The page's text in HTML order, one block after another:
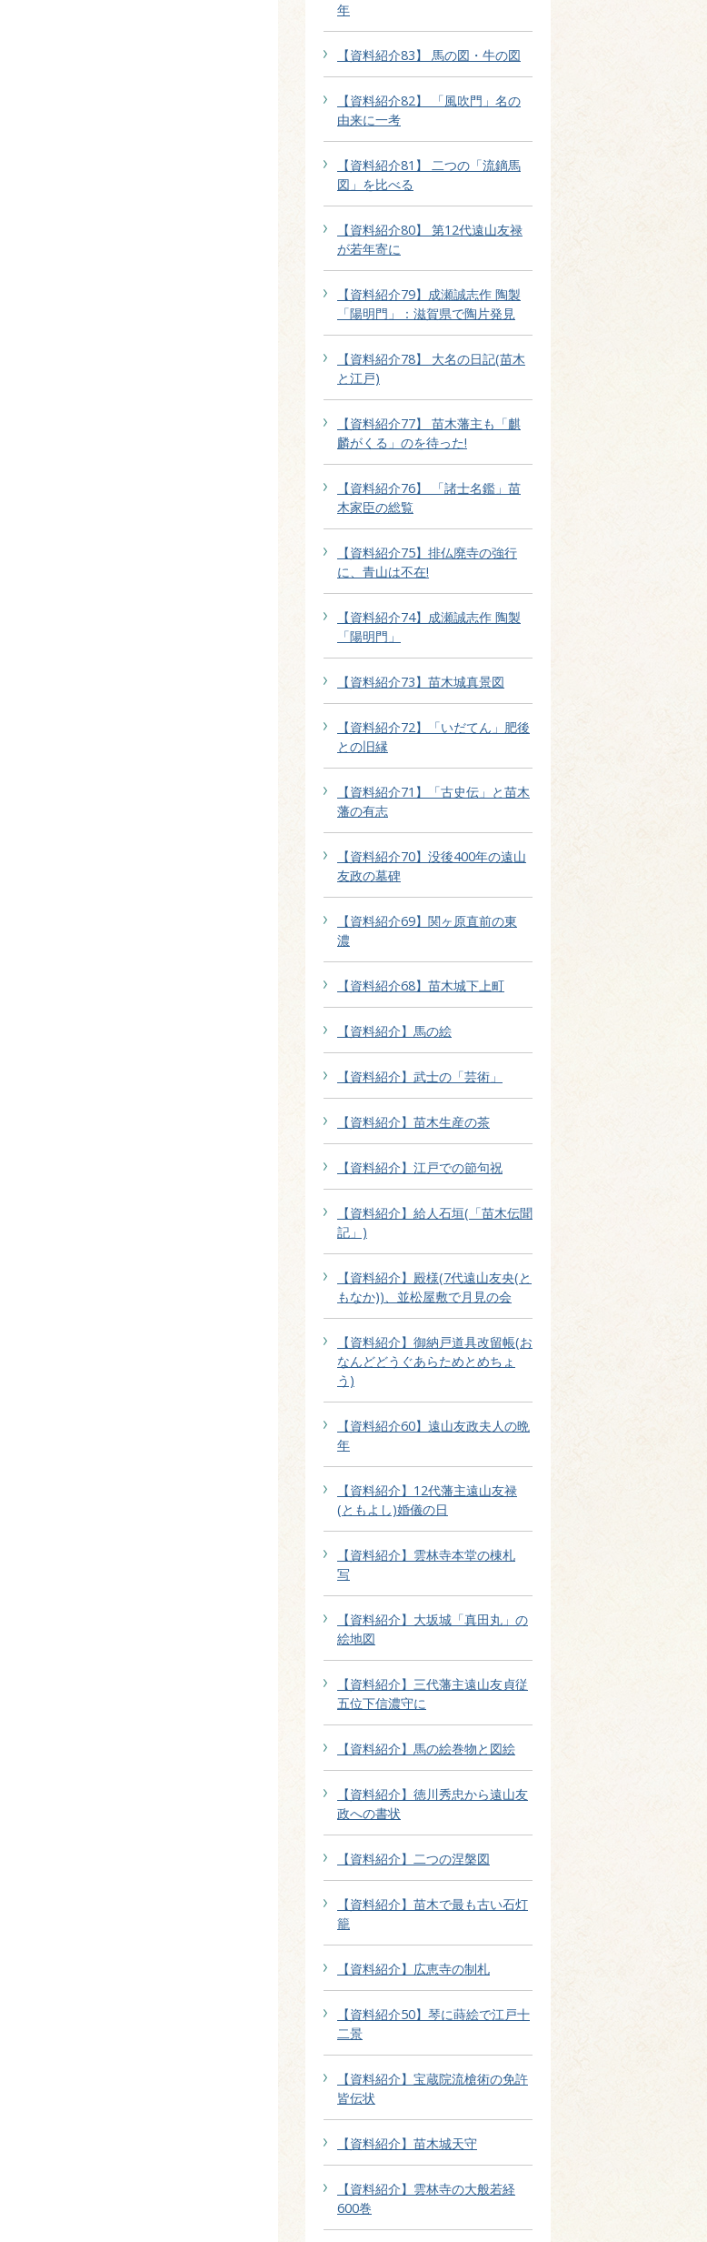
年
【資料紹介83】 馬の図・牛の図
【資料紹介82】 「風吹門」名の
由来に一考
【資料紹介81】 二つの「流鏑馬
図」を比べる
【資料紹介80】 第12代遠山友禄
が若年寄に
【資料紹介79】成瀬誠志作 陶製
「陽明門」：滋賀県で陶片発見
【資料紹介78】 大名の日記(苗木
と江戸)
【資料紹介77】 苗木藩主も「麒
麟がくる」のを待った!
【資料紹介76】 「諸士名鑑」苗
木家臣の総覧
【資料紹介75】排仏廃寺の強行
に、青山は不在!
【資料紹介74】成瀬誠志作 陶製
「陽明門」
【資料紹介73】苗木城真景図
【資料紹介72】「いだてん」肥後
との旧縁
【資料紹介71】「古史伝」と苗木
藩の有志
【資料紹介70】没後400年の遠山
友政の墓碑
【資料紹介69】関ヶ原直前の東
濃
【資料紹介68】苗木城下上町
【資料紹介】馬の絵
【資料紹介】武士の「芸術」
【資料紹介】苗木生産の茶
【資料紹介】江戸での節句祝
【資料紹介】給人石垣(「苗木伝聞
記」)
【資料紹介】殿様(7代遠山友央(と
もなか))、並松屋敷で月見の会
【資料紹介】御納戸道具改留帳(お
なんどどうぐあらためとめちょ
う)
【資料紹介60】遠山友政夫人の晩
年
【資料紹介】12代藩主遠山友禄
(ともよし)婚儀の日
【資料紹介】雲林寺本堂の棟札
写
【資料紹介】大坂城「真田丸」の
絵地図
【資料紹介】三代藩主遠山友貞従
五位下信濃守に
【資料紹介】馬の絵巻物と図絵
【資料紹介】徳川秀忠から遠山友
政への書状
【資料紹介】二つの涅槃図
【資料紹介】苗木で最も古い石灯
籠
【資料紹介】広恵寺の制札
【資料紹介50】琴に蒔絵で江戸十
二景
【資料紹介】宝蔵院流槍術の免許
皆伝状
【資料紹介】苗木城天守
【資料紹介】雲林寺の大般若経
600巻